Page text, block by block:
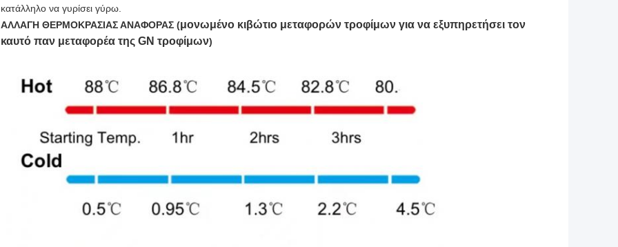
κατάλληλο να γυρίσει γύρω.
ΑΛΛΑΓΗ ΘΕΡΜΟΚΡΑΣΙΑΣ ΑΝΑΦΟΡΑΣ (μονωμένο κιβώτιο μεταφορών τροφίμων για να εξυπηρετήσει τον
καυτό παν μεταφορέα της GN τροφίμων)